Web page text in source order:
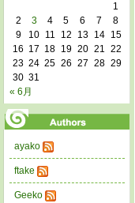
1
2
3 4 5 6 7
8
9
10 11 12 13 14
15
16 17 18 19 20 21 22
23 24 25 26 27 28 29
30 31
« 6月
ayako
ftake
Geeko